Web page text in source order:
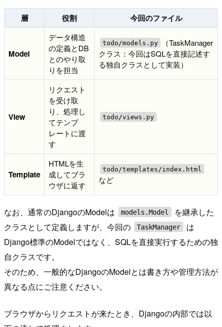
層 役割 今回のファイル
Model
データ構造
の定義とDB
とのやり取
りを担当
todo/models.py
（TaskManager
クラス：今回はSQLを直接記述す
る独自クラスとして実装）
View
リクエスト
を受け取
り、処理し
てテンプ
レートに渡
す
todo/views.py
Template
HTMLを生
成してブラ
ウザに返す
todo/templates/index.html
など
なお、通常のDjangoのModelは models.Model
を継承した
クラスとして定義しますが、今回の
TaskManager
は
Django標準のModelではなく、SQLを直接実行するための独
自クラスです。
そのため、一般的なDjangoのModelとは書き方や管理方法が
異なる点にご注意ください。
ブラウザからリクエストが来たとき、Djangoの内部では以